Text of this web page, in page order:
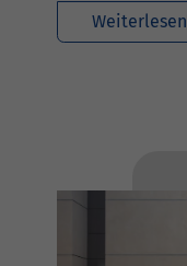
Weiterlesen